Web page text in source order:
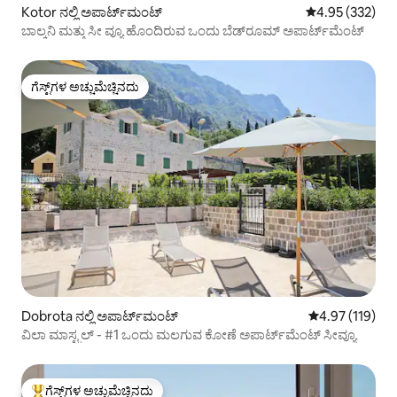
Kotor ನಲ್ಲಿ ಅಪಾರ್ಟ್‌ಮಂಟ್ 5 ರಲ್ಲಿ 4.95
4.95 (332)
ಬಾಲ್ಕನಿ ಮತ್ತು ಸೀ ವ್ಯೂ ಹೊಂದಿರುವ ಒಂದು ಬೆಡ್‌ರೂಮ್ ಅಪಾರ್ಟ್‌ಮೆಂಟ್
ಗೆಸ್ಟ್‌ಗಳ ಅಚ್ಚುಮೆಚ್ಚಿನದು
ಗೆಸ್ಟ್‌ಗಳ ಅಚ್ಚುಮೆಚ್ಚಿನದು
Dobrota ನಲ್ಲಿ ಅಪಾರ್ಟ್‌ಮಂಟ್ 5 ರಲ್ಲಿ 4.97
4.97 (119)
ವಿಲಾ ಮಾಸ್ಟ್ರಲ್ - #1 ಒಂದು ಮಲಗುವ ಕೋಣೆ ಅಪಾರ್ಟ್‌ಮೆಂಟ್ ಸೀವ್ಯೂ
ಗೆಸ್ಟ್‌ಗಳ ಅಚ್ಚುಮೆಚ್ಚಿನದು